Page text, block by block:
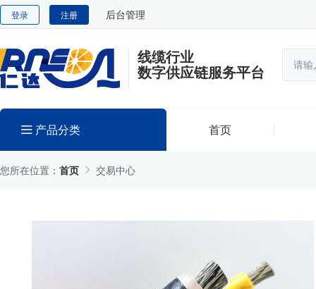
登录 注册 后台管理
线缆行业
数字供应链服务平台
产品分类 首页
您所在位置： 首页 交易中心